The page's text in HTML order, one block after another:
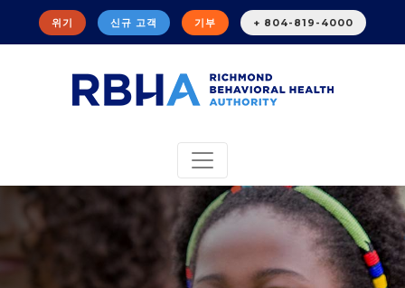
위기 신규 고객 기부 + 804-819-4000